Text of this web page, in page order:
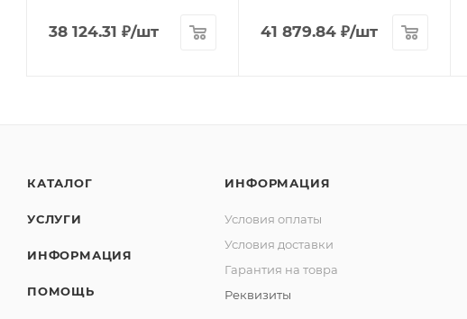
38 124.31 ₽/шт 41 879.84₽/шт
КАТАЛОГ
УСЛУГИ
ИНФОРМАЦИЯ
ПОМОЩЬ
ИНФОРМАЦИЯ
Условия оплаты
Условия доставки
Гарантия на товра
Реквизиты